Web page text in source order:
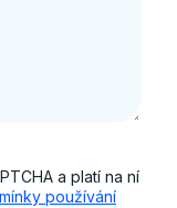
a platí na ní
používání